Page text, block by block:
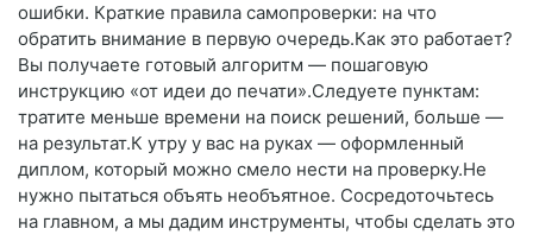
ошибки. Краткие правила самопроверки: на что
обратить внимание в первую очередь.Как это работает?
Вы получаете готовый алгоритм — пошаговую
инструкцию «от идеи до печати».Следуете пунктам:
тратите меньше времени на поиск решений, больше —
на результат.К утру у вас на руках — оформленный
диплом, который можно смело нести на проверку.Не
нужно пытаться объять необъятное. Сосредоточьтесь
на главном, а мы дадим инструменты, чтобы сделать это